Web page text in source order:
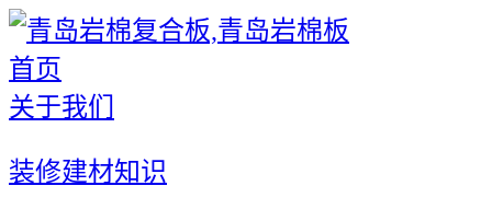
首页
关于我们
装修建材知识